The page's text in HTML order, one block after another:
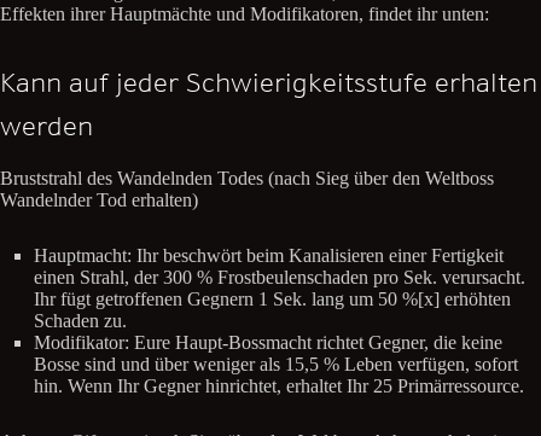
Effekten ihrer Hauptmächte und Modifikatoren, findet ihr unten:
Kann auf jeder Schwierigkeitsstufe erhalten
werden
Bruststrahl des Wandelnden Todes (nach Sieg über den Weltboss
Wandelnder Tod erhalten)
Hauptmacht: Ihr beschwört beim Kanalisieren einer Fertigkeit
einen Strahl, der 300 % Frostbeulenschaden pro Sek. verursacht.
Ihr fügt getroffenen Gegnern 1 Sek. lang um 50 %[x] erhöhten
Schaden zu.
Modifikator: Eure Haupt-Bossmacht richtet Gegner, die keine
Bosse sind und über weniger als 15,5 % Leben verfügen, sofort
hin. Wenn Ihr Gegner hinrichtet, erhaltet Ihr 25 Primärressource.